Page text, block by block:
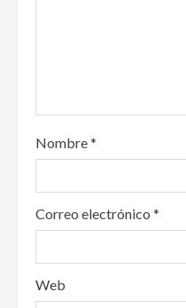
n
Nombre*
Correo electrónico *
Web